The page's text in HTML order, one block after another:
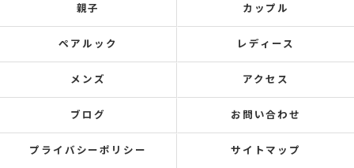
親子 カップル
ペアルック レディース
メンズ アクセス
ブログ お問い合わせ
プライバシーポリシー サイトマップ